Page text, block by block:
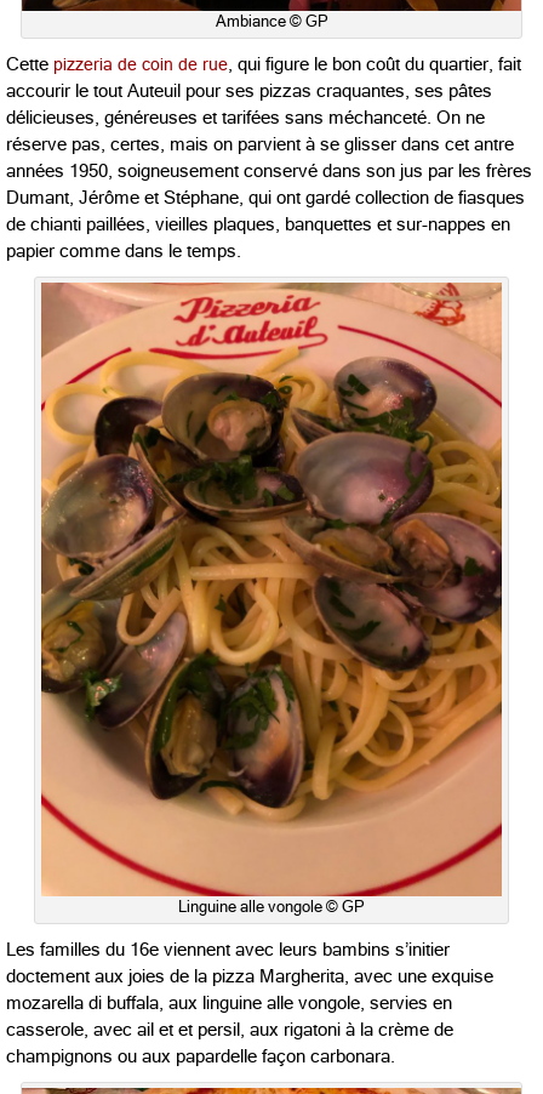
Ambiance © GP
Cette pizzeria de coin de rue , qui figure le bon coût du quartier, fait
accourir le tout Auteuil pour ses pizzas craquantes, ses pâtes
délicieuses, généreuses et tarifées sans méchanceté. On ne
réserve pas, certes, mais on parvient à se glisser dans cet antre
années 1950, soigneusement conservé dans son jus par les frères
Dumant, Jérôme et Stéphane, qui ont gardé collection de fiasques
de chianti paillées, vieilles plaques, banquettes et sur-nappes en
papier comme dans le temps.
Linguine alle vongole © GP
Les familles du 16e viennent avec leurs bambins s’initier
doctement aux joies de la pizza Margherita, avec une exquise
mozarella di buffala, aux linguine alle vongole, servies en
casserole, avec ail et et persil, aux rigatoni à la crème de
champignons ou aux papardelle façon carbonara.